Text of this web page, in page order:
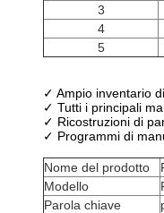
3
4
5
✓ Ampio inventario
✓ Tutti i principali
✓ Ricostruzioni di
✓ Programmi di
Nome del prodotto
Modello
Parola chiave